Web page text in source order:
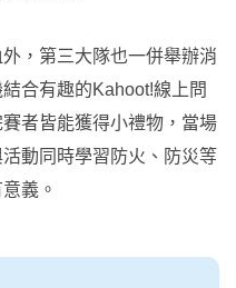
，第三大隊也一併舉辦消
合有趣的Kahoot!線上問
者皆能獲得小禮物，當場
動同時學習防火、防災等
義。